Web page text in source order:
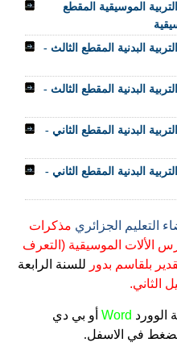
الموسيقية المقطع
البدنية المقطع الثالث -
البدنية المقطع الثالث -
البدنية المقطع الثاني -
البدنية المقطع الثاني -
التعليم الجزائري مذكرات
الموسيقية المقطع 03 درس الألات الموسيقية (التعرف
بلقاسم بدور للسنة الرابعة
الثاني.
الوورد Word أو بي دي
في الاسفل.